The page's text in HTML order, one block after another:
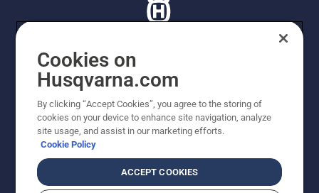
© Husqvarna AB (publ). Tutti i diritti riservati. I prezzi
Husqvarna Schweiz AG per i rivenditori specializzati
aderenti all’iniziativa, prezzi in CHF comprensivi di IVA
all’ 8,1% e TRA. Con riserva di modifica. Tutti i prezzi
indicati sono prezzi al dettaglio consigliati (IVA inclusa),
a meno che il prodotto non sia disponibile per l'acquisto
Cookies on
Husqvarna.com
By clicking “Accept Cookies”, you agree to the storing of
cookies on your device to enhance site navigation, analyze
site usage, and assist in our marketing efforts.
Cookie Policy
ACCEPT COOKIES